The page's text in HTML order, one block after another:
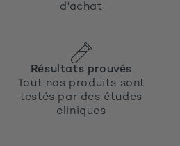
d'achat
Résultats prouvés
Tout nos produits sont
testés par des études
cliniques